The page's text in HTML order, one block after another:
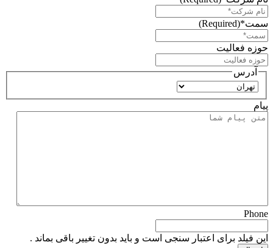
سمت*(Required)
حوزه فعالیت
آدرس
استان
پیام
Phone
این فیلد برای اعتبار سنجی است و باید بدون تغییر باقی بماند .